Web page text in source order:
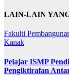
LAIN-LAIN
Fakulti
Kanak
Pelajar ISMP
Pengiktirafan